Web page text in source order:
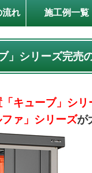
流れ 施工例一覧
」シリーズ完売
キューブ」シリ
ァ」シリーズが